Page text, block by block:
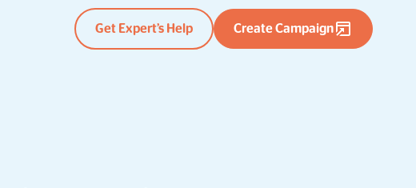
Get Expert’s Help Create Campaign